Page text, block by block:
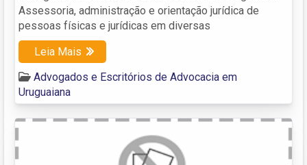
Assessoria, administração e orientação jurídica de
pessoas físicas e jurídicas em diversas
Leia Mais
Advogados e Escritórios de Advocacia em
Uruguaiana